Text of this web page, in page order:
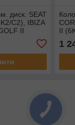
диск. SEAT
C2), IBIZA
II
во Bosch) 0
II
1